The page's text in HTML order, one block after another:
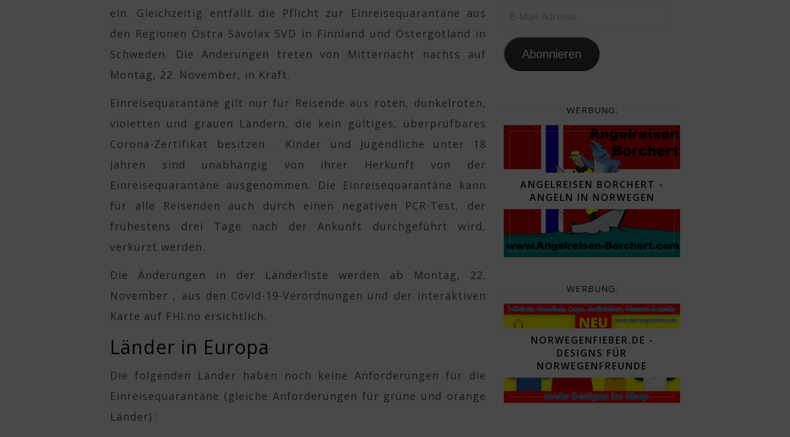
ein. Gleichzeitig entfällt die Pflicht zur Einreisequarantäne aus
den Regionen Östra Savolax SVD in Finnland und Östergötland in
Schweden. Die Änderungen treten von Mitternacht nachts auf
Montag, 22. November, in Kraft.
Einreisequarantäne gilt nur für Reisende aus roten, dunkelroten,
violetten und grauen Ländern, die kein gültiges, überprüfbares
Corona-Zertifikat besitzen . Kinder und Jugendliche unter 18
Jahren sind unabhängig von ihrer Herkunft von der
Einreisequarantäne ausgenommen. Die Einreisequarantäne kann
für alle Reisenden auch durch einen negativen PCR-Test, der
frühestens drei Tage nach der Ankunft durchgeführt wird,
verkürzt werden.
Die Änderungen in der Länderliste werden ab Montag, 22.
November , aus den Covid-19-Verordnungen und der interaktiven
Karte auf FHI.no ersichtlich.
Länder in Europa
Die folgenden Länder haben noch keine Anforderungen für die
Einreisequarantäne (gleiche Anforderungen für grüne und orange
Länder) :
E-Mail-Adresse
Abonnieren
WERBUNG:
ANGELREISEN BORCHERT -
ANGELN IN NORWEGEN
WERBUNG:
NORWEGENFIEBER.DE -
DESIGNS FÜR
NORWEGENFREUNDE